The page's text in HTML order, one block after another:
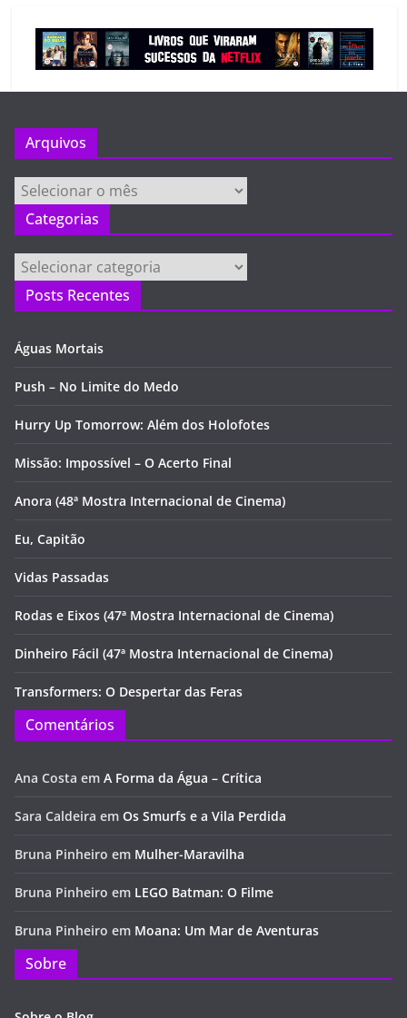
Arquivos
Arquivos
Categorias
Categorias
Posts Recentes
Águas Mortais
Push – No Limite do Medo
Hurry Up Tomorrow: Além dos Holofotes
Missão: Impossível – O Acerto Final
Anora (48ª Mostra Internacional de Cinema)
Eu, Capitão
Vidas Passadas
Rodas e Eixos (47ª Mostra Internacional de Cinema)
Dinheiro Fácil (47ª Mostra Internacional de Cinema)
Transformers: O Despertar das Feras
Comentários
Ana Costa em A Forma da Água – Crítica
Sara Caldeira em Os Smurfs e a Vila Perdida
Bruna Pinheiro em Mulher-Maravilha
Bruna Pinheiro em LEGO Batman: O Filme
Bruna Pinheiro em Moana: Um Mar de Aventuras
Sobre